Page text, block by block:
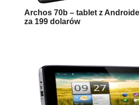
Archos 70b – tablet z
za 199 dolarów